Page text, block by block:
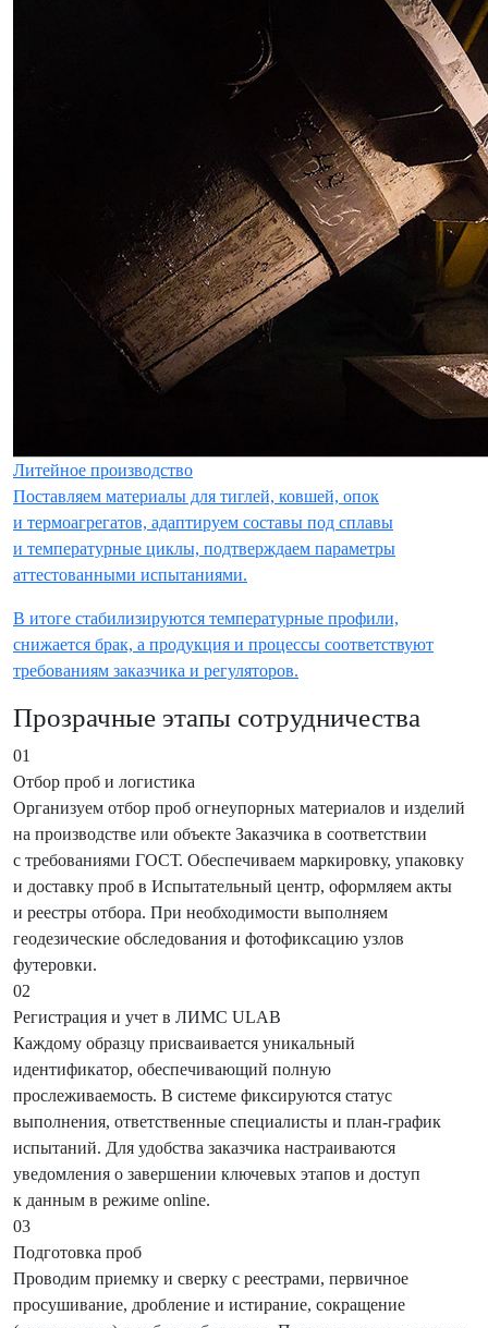
Литейное производство
Поставляем материалы для тиглей, ковшей, опок
и термоагрегатов, адаптируем составы под сплавы
и температурные циклы, подтверждаем параметры
аттестованными испытаниями.
В итоге стабилизируются температурные профили,
снижается брак, а продукция и процессы соответствуют
требованиям заказчика и регуляторов.
Прозрачные этапы сотрудничества
01
Отбор проб и логистика
Организуем отбор проб огнеупорных материалов и изделий
на производстве или объекте Заказчика в соответствии
с требованиями ГОСТ. Обеспечиваем маркировку, упаковку
и доставку проб в Испытательный центр, оформляем акты
и реестры отбора. При необходимости выполняем
геодезические обследования и фотофиксацию узлов
футеровки.
02
Регистрация и учет в ЛИМС ULAB
Каждому образцу присваивается уникальный
идентификатор, обеспечивающий полную
прослеживаемость. В системе фиксируются статус
выполнения, ответственные специалисты и план-график
испытаний. Для удобства заказчика настраиваются
уведомления о завершении ключевых этапов и доступ
к данным в режиме online.
03
Подготовка проб
Проводим приемку и сверку с реестрами, первичное
просушивание, дробление и истирание, сокращение